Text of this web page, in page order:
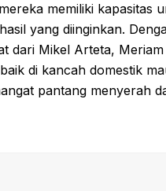
memiliki kapasitas
yang diinginkan.
dari Mikel Arteta,
di kancah domestik
pantang menyerah